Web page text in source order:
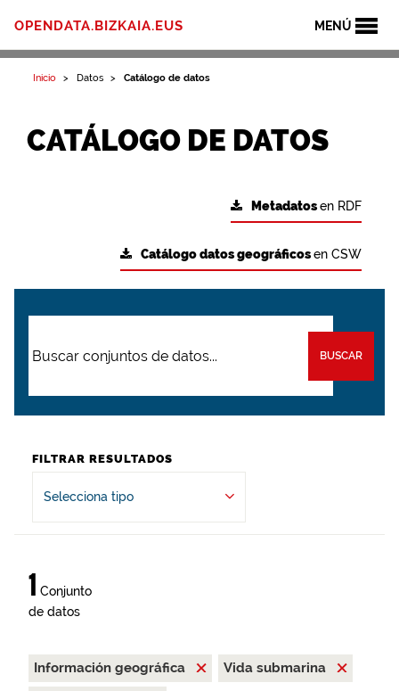
MENÚ
OPENDATA.BIZKAIA.EUS
Inicio Datos Catálogo de datos
CATÁLOGO DE DATOS
Metadatosen RDF
Catálogo datos geográficosen CSW
BUSCAR
FILTRAR RESULTADOS
Selecciona tipo
1 Conjunto
de datos
Información geográfica
Vida submarina